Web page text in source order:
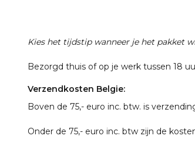
Kies het tijdstip wanneer je het pakket
Bezorgd thuis of op je werk tussen 18
Verzendkosten Belgie:
Boven de 75,- euro inc. btw. is
Onder de 75,- euro inc. btw zijn de